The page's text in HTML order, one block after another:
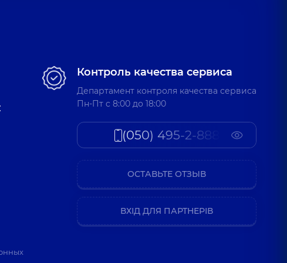
Контроль качества сервиса
Департамент контроля качества сервиса
Пн-Пт c 8:00 до 18:00
(050) 495-2-888
ОСТАВЬТЕ ОТЗЫВ
ВХІД ДЛЯ ПАРТНЕРІВ